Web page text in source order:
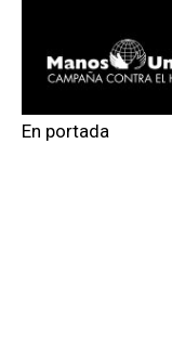
En portada